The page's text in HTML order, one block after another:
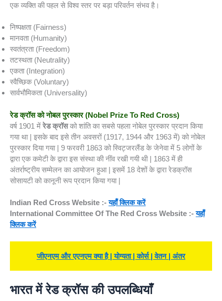
एक व्यक्ति की पहल से विश्व स्तर पर बड़ा परिवर्तन संभव है।
निष्पक्षता (Fairness)
मानवता (Humanity)
स्वतंत्रता (Freedom)
तटस्थता (Neutrality)
एकता (Integration)
स्वैच्छिक (Voluntary)
सार्वभौमिकता (Universality)
रेड क्रॉस को नोबल पुरस्कार (Nobel Prize To Red Cross)
वर्ष 1901 में रेड क्रॉसको शांति का सबसे पहला नोबेल पुरस्कार प्रदान किया
गया था | इसके बाद इसे तीन अवसरों (1917, 1944 और 1963 में) को नोबेल
पुरस्कार दिया गया | 9 फरवरी 1863 को स्विट्जरलैंड के जेनेवा में 5 लोगों के
द्वारा एक कमेटी के द्वारा इस संस्था की नींव रखी गयी थी | 1863 में ही
अंतर्राष्ट्रीय सम्मेलन का आयोजन हुआ | इसमें 18 देशों के द्वारा रेडक्रॉस
सोसायटी को कानूनी रूप प्रदान किया गया |
Indian Red Cross Website :-यहाँ क्लिक करें
International Committee Of The Red Cross Website :-यहाँ
क्लिक करें
जीएनएम और एएनएम क्या है | योग्यता | कोर्स | वेतन | अंतर
भारत में रेड क्रॉस की उपलब्धियाँ